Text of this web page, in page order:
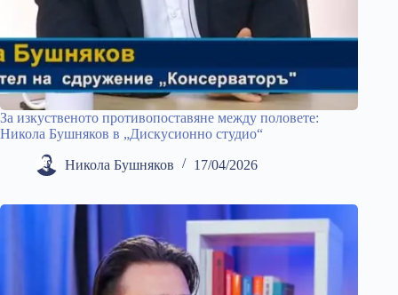
За изкуственото противопоставяне между половете:
Никола Бушняков в „Дискусионно студио“
Никола Бушняков 17/04/2026